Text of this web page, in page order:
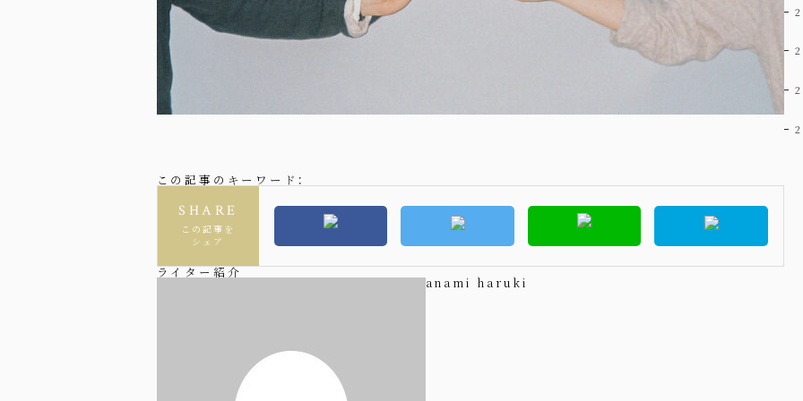
この記事のキーワード：
SHARE
この記事を
シェア
ライター紹介
anami haruki